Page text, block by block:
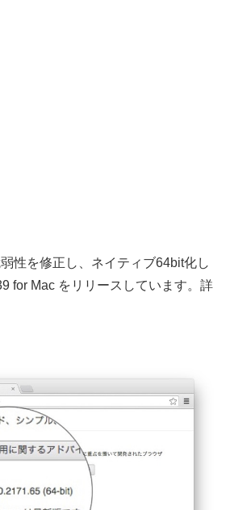
性を修正し、ネイティブ64bit化し
for Mac をリリースしています。詳